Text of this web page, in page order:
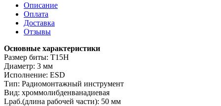
Описание
Оплата
Доставка
Отзывы
Основные характеристики
Размер биты: T15H
Диаметр: 3 мм
Исполнение: ESD
Тип: Радиомонтажный инструмент
Вид: хроммолибденванадиевая
Lраб.(длина рабочей части): 50 мм